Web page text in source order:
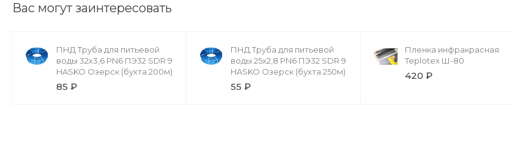
Вас могут заинтересовать
ПНД Труба для питьевой
воды 32х3,6 PN6 ПЭ32 SDR 9
HASKO Озерск (бухта 200м)
85 ₽
ПНД Труба для питьевой
воды 25х2,8 PN6 ПЭ32 SDR 9
HASKO Озерск (бухта 250м)
55 ₽
Пленка инфракрасная
Teplotex Ш-80
420 ₽